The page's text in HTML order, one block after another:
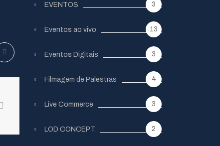
EVENTOS 3
Eventos ao vivo 13
Eventos Digitais 3
Filmagem de Palestras 4
Live Commerce 3
LOD CONCEPT 2